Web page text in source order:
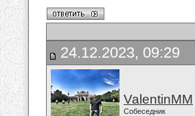
24.12.2023, 09:29
ValentinMM
Собеседник